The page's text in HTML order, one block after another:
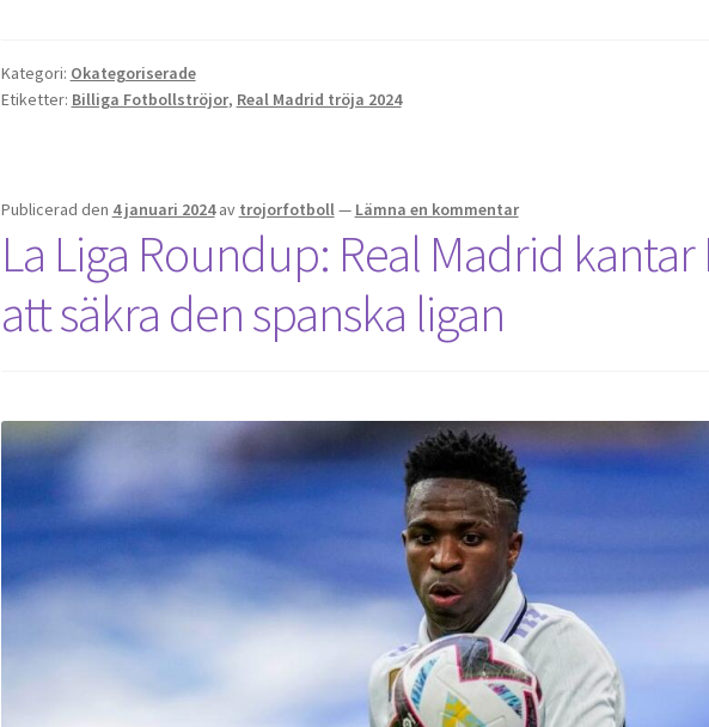
es
t
di
t
o
o
er l
Kategori: Okategoriserade
Etiketter: Billiga Fotbollströjor, Real Madrid tröja 2024
Publicerad den 4 januari 2024 av trojorfotboll— Lämna en kommentar
La Liga Roundup: Real Madrid
att säkra den spanska ligan